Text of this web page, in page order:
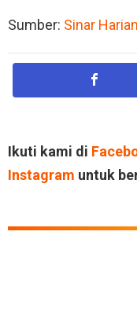
Sumber: Sinar Harian
Ikuti kami di
Instagram untuk